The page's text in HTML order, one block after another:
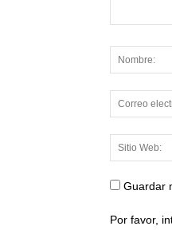
Guardar
Por favor,